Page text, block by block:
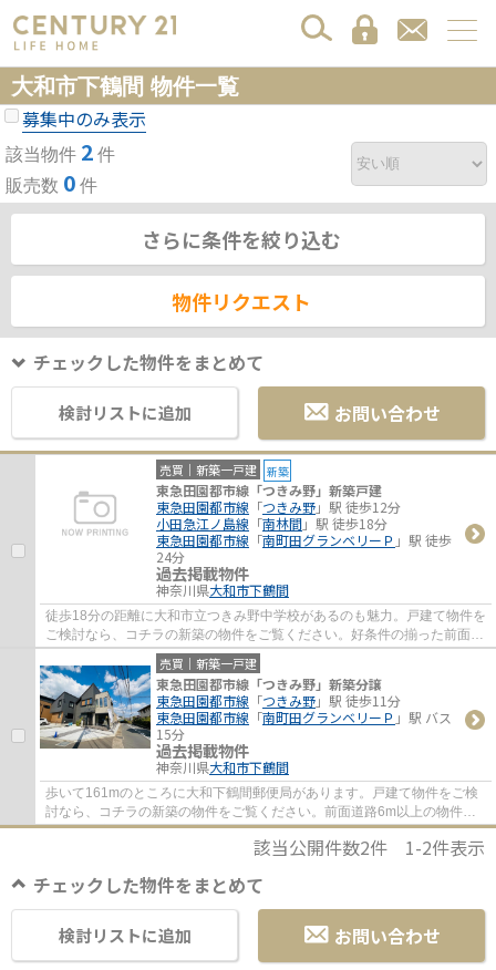
大和市下鶴間 物件一覧
募集中のみ表示
該当物件 2 件
販売数 0 件
さらに条件を絞り込む
物件リクエスト
チェックした物件をまとめて
検討リストに追加 お問い合わせ
売買｜新築一戸建 新築
東急田園都市線「つきみ野」新築戸建
東急田園都市線 「つきみ野」駅 徒歩12分
小田急江ノ島線 「南林間」駅 徒歩18分
東急田園都市線 「南町田グランベリーＰ 」駅 徒歩
24分
過去掲載物件
神奈川県大和市下鶴間
徒歩18分の距離に大和市立つきみ野中学校があるのも魅力。戸建て物件を
ご検討なら、コチラの新築の物件をご覧ください。好条件の揃った前面道
路6m以上の物件をお薦めいたします。大和...
売買｜新築一戸建
東急田園都市線「つきみ野」新築分譲
東急田園都市線 「つきみ野」駅 徒歩11分
東急田園都市線 「南町田グランベリーＰ 」駅 バス
15分
過去掲載物件
神奈川県大和市下鶴間
歩いて161mのところに大和下鶴間郵便局があります。戸建て物件をご検
討なら、コチラの新築の物件をご覧ください。前面道路6m以上の物件で
す。大和市の東急田園都市線つきみ野近くで一...
該当公開件数2件 1-2件表示
チェックした物件をまとめて
お問い合わせ
検討リストに追加